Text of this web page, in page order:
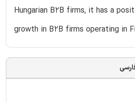
Hungarian B2B firms, it has a
growth in B2B firms operating in